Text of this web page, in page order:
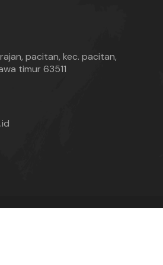
pacitan, kec. pacitan,
timur 63511